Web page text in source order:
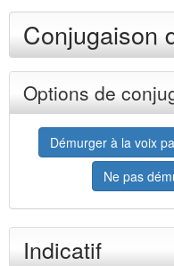
Conjugaison
Options de
Démurger à la voix
Ne pas
Indicatif